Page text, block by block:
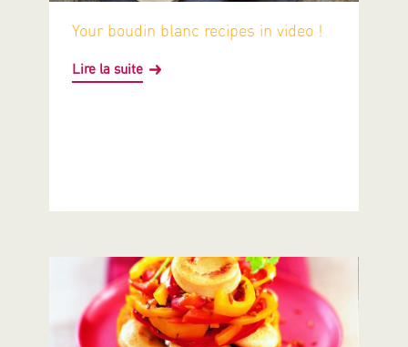
Your boudin blanc recipes in video !
Lire la suite